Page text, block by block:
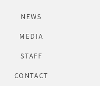
NEWS
MEDIA
STAFF
CONTACT